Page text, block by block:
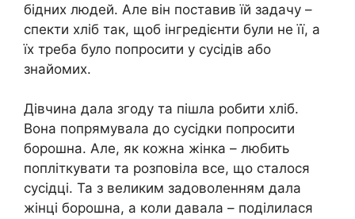
бідних людей. Але він поставив їй задачу –
спекти хліб так, щоб інгредієнти були не її, а
їх треба було попросити у сусідів або
знайомих.
Дівчина дала згоду та пішла робити хліб.
Вона попрямувала до сусідки попросити
борошна. Але, як кожна жінка – любить
попліткувати та розповіла все, що сталося
сусідці. Та з великим задоволенням дала
жінці борошна, а коли давала – поділилася